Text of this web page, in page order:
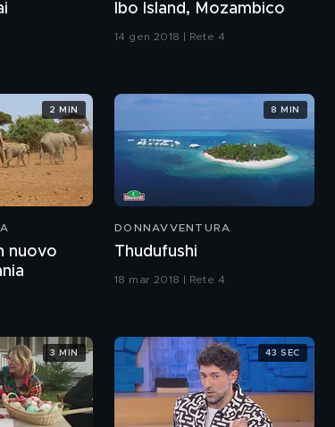
Ibo Island, Mozambico
14 gen 2018 | Rete 4
nuovo
2 MIN
DONNAVVENTURA
Thudufushi
18 mar 2018 | Rete 4
8 MIN
3 MIN 43 SEC